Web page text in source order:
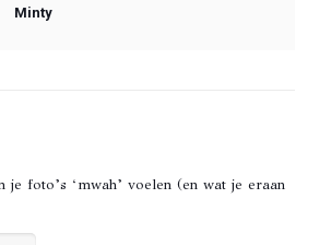
Minty
je foto’s ‘mwah’ voelen (en wat je eraan